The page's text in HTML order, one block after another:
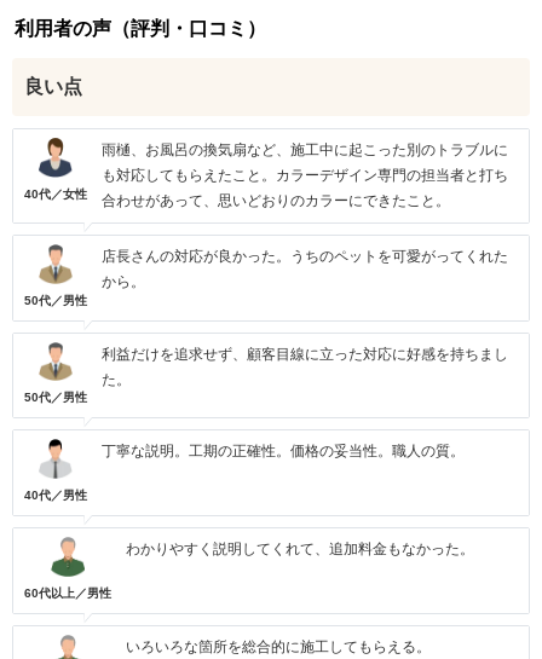
利用者の声（評判・口コミ）
良い点
40代／女性
雨樋、お風呂の換気扇など、施工中に起こった別のトラブルに
も対応してもらえたこと。カラーデザイン専門の担当者と打ち
合わせがあって、思いどおりのカラーにできたこと。
50代／男性
店長さんの対応が良かった。うちのペットを可愛がってくれた
から。
50代／男性
利益だけを追求せず、顧客目線に立った対応に好感を持ちまし
た。
40代／男性
丁寧な説明。工期の正確性。価格の妥当性。職人の質。
60代以上／男性
わかりやすく説明してくれて、追加料金もなかった。
いろいろな箇所を総合的に施工してもらえる。